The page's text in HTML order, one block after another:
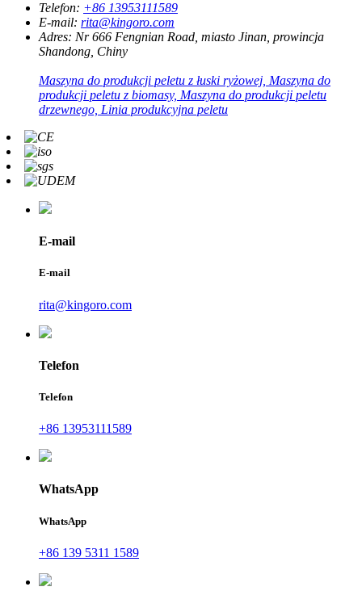
Telefon: +86 13953111589
E-mail: rita@kingoro.com
Adres: Nr 666 Fengnian Road, miasto Jinan, prowincja
Shandong, Chiny
Maszyna do produkcji peletu z łuski ryżowej, Maszyna do
produkcji peletu z biomasy, Maszyna do produkcji peletu
drzewnego, Linia produkcyjna peletu
E-mail
E-mail
rita@kingoro.com
Telefon
Telefon
+86 13953111589
WhatsApp
WhatsApp
+86 139 5311 1589